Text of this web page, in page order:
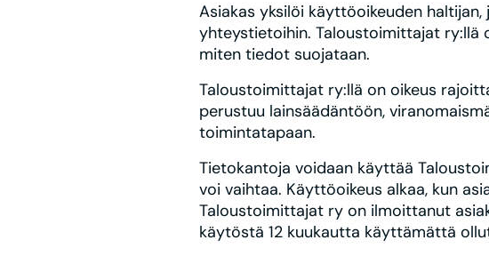
Asiakas yksilöi käyttöoikeuden
yhteystietoihin. Taloustoimittajat ry:llä
miten tiedot suojataan.
Taloustoimittajat ry:llä on oikeus
perustuu lainsäädäntöön,
toimintatapaan.
Tietokantoja voidaan käyttää
voi vaihtaa. Käyttöoikeus alkaa, kun
Taloustoimittajat ry on ilmoittanut
käytöstä 12 kuukautta käyttämättä